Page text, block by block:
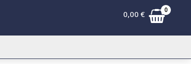
0,00 € 0